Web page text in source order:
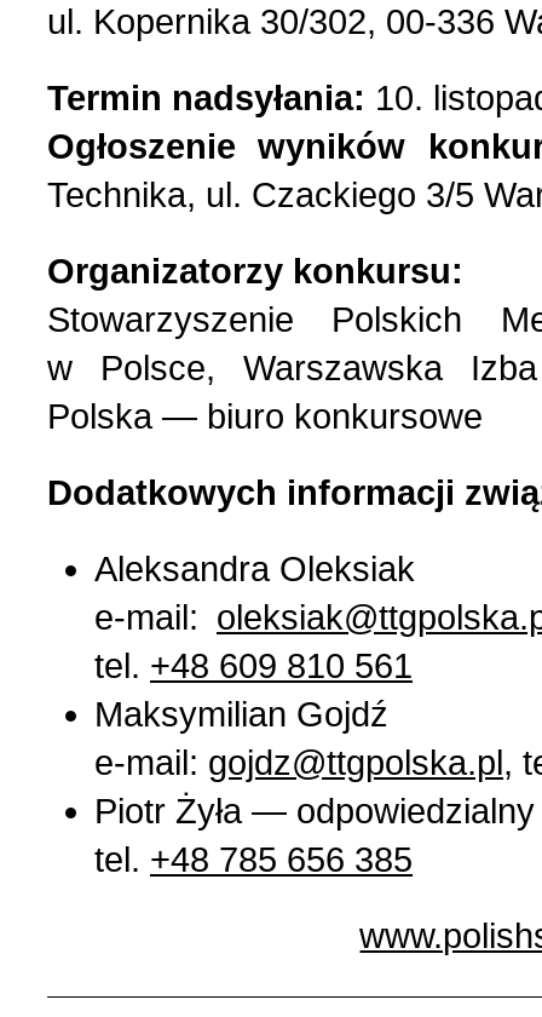
ul. Kopernika 30/302, 00-336
Termin nadsyłania: 10.
Ogłoszenie wyników
Technika, ul. Czackiego 3/5
Organizatorzy konkursu:
Stowarzyszenie Polskich
w Polsce, Warszawska
Polska — biuro konkursowe
Dodatkowych informacji
Aleksandra Oleksiak
e-mail:
tel. +48 609 810 561
Maksymilian Gojdź
e-mail: gojdz@ttgpolska.pl,
Piotr Żyła —
tel. +48 785 656 385